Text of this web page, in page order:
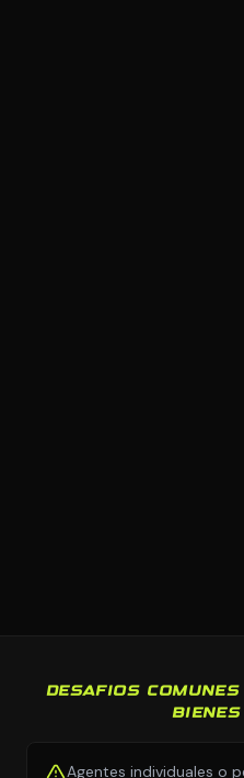
DESAFIOS
Agentes individuales o